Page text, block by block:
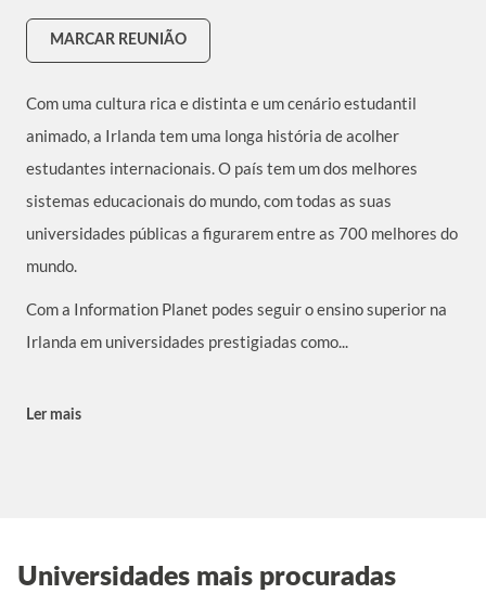
MARCAR REUNIÃO
Com uma cultura rica e distinta e um cenário estudantil
animado, a Irlanda tem uma longa história de acolher
estudantes internacionais. O país tem um dos melhores
sistemas educacionais do mundo, com todas as suas
universidades públicas a figurarem entre as 700 melhores do
mundo.
Com a Information Planet podes seguir o ensino superior na
Irlanda em universidades prestigiadas como...
Ler mais
Universidades mais procuradas